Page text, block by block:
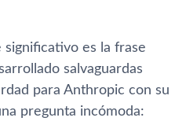
significativo es la frase
salvaguardas
para Anthropic con su
pregunta incómoda: